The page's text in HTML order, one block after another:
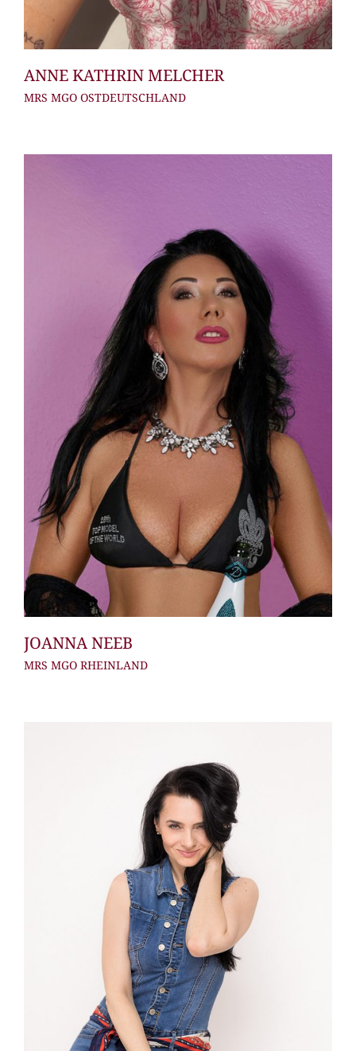
ANNE KATHRIN MELCHER
MRS MGO OSTDEUTSCHLAND
JOANNA NEEB
MRS MGO RHEINLAND